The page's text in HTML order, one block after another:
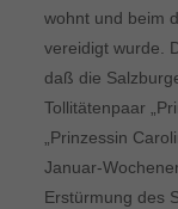
wohnt und beim
vereidigt wurde.
daß die
Tollitätenpaar
„Prinzessin
Januar-
Erstürmung des